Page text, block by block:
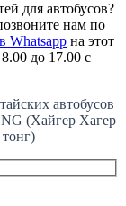
для автобусов?
нам по
Whatsapp на этот
до 17.00 с
автобусов
(Хайгер Хагер